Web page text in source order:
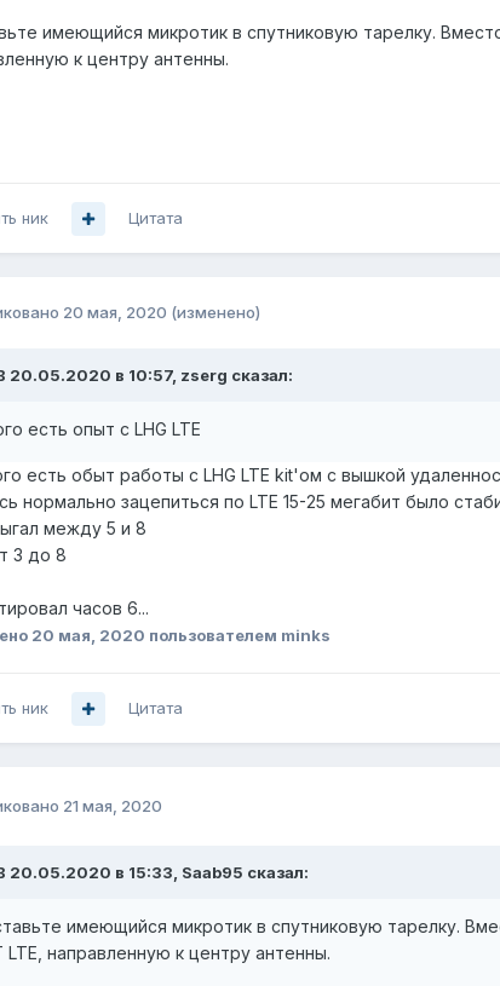
имеющийся микротик в спутниковую тарелку.
к центру антенны.
ник Цитата
20 мая, 2020 (изменено)
20.05.2020 в 10:57, zserg сказал:
есть опыт с LHG LTE
есть обыт работы с LHG LTE kit'ом с вышкой
нормально зацепиться по LTE 15-25 мегабит было
между 5 и 8
3 до 8
часов 6...
20 мая, 2020 пользователем minks
ник Цитата
21 мая, 2020
20.05.2020 в 15:33, Saab95 сказал:
имеющийся микротик в спутниковую тарелку.
LTE, направленную к центру антенны.